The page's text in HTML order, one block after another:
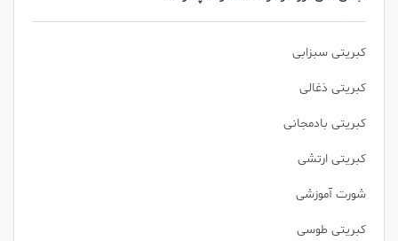
کبریتی سبزابی
کبریتی ذغالی
کبریتی بادمجانی
کبریتی ارتشی
شورت آموزشی
کبریتی طوسی